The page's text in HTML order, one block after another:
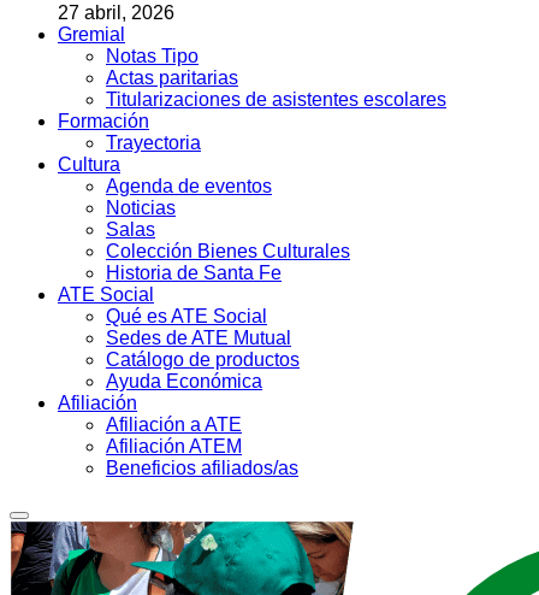
27 abril, 2026
Gremial
Notas Tipo
Actas paritarias
Titularizaciones de asistentes escolares
Formación
Trayectoria
Cultura
Agenda de eventos
Noticias
Salas
Colección Bienes Culturales
Historia de Santa Fe
ATE Social
Qué es ATE Social
Sedes de ATE Mutual
Catálogo de productos
Ayuda Económica
Afiliación
Afiliación a ATE
Afiliación ATEM
Beneficios afiliados/as